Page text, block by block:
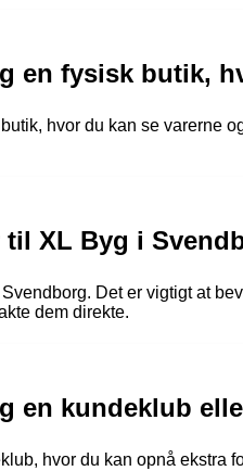
en fysisk butik,
hvor du kan se varerne
til XL Byg i
Det er vigtigt at
dem direkte.
en kundeklub
hvor du kan opnå